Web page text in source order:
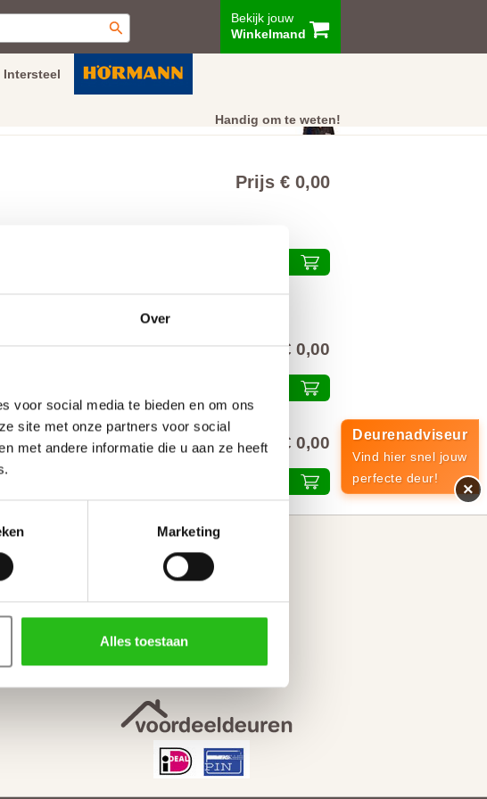
Over
voor social media te bieden en om ons
site met onze partners voor social
met andere informatie die u aan ze heeft
Marketing
Alles toestaan
Bekijk jouw
Winkelmand
Intersteel
Handig om te weten!
Klantenservice
Prijs € 0,00
Totaalprijs inclusief 21% BTW € 0,00
Totaalprijs inclusief 21% BTW € 0,00
Kijk voor inspiratie op
Facebook
YouTube
Pinterest
Fotoactie
Deurenadviseur
Vind hier snel jouw
perfecte deur!
×